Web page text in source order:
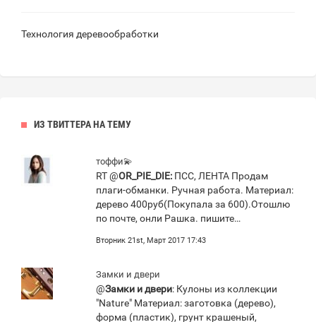
Технология деревообработки
ИЗ ТВИТТЕРА НА ТЕМУ
тоффи💫
RT @OR_PIE_DIE: ПСС, ЛЕНТА Продам
плаги-обманки. Ручная работа. Материал:
дерево 400руб(Покупала за 600).Отошлю
по почте, онли Рашка. пишите…
Вторник 21st, Март 2017 17:43
Замки и двери
@Замки и двери: Кулоны из коллекции
"Nature" Материал: заготовка (дерево),
форма (пластик), грунт крашеный,